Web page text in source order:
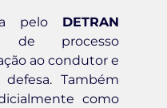
pelo DETRAN
processo
ao condutor e
Também
como